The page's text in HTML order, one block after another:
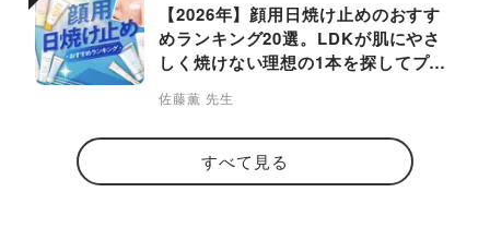
【2026年】顔用日焼け止めのおすす
めランキング20選。LDKが肌にやさ
しく焼けない理想の1本を探してプロ
佐藤薫 先生
すべて見る